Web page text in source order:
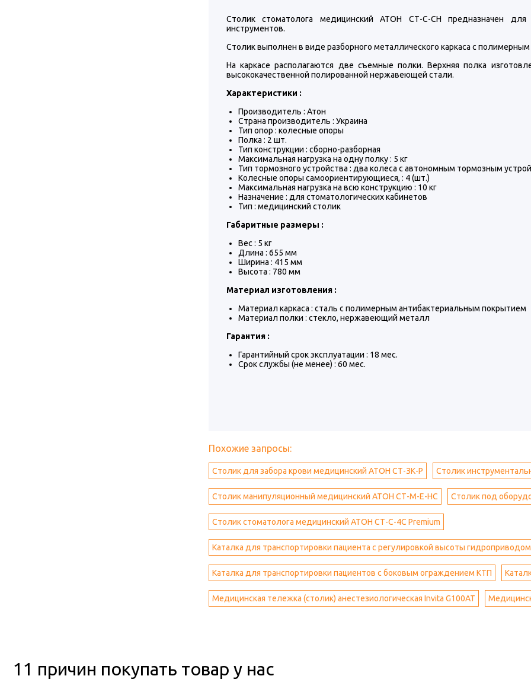
Столик стоматолога медицинский АТОН СТ-С-СН предназначен
инструментов.
Столик выполнен в виде разборного металлического каркаса с
На каркасе располагаются две съемные полки. Верхняя полка
высококачественной полированной нержавеющей стали.
Характеристики :
Производитель : Атон
Страна производитель : Украина
Тип опор : колесные опоры
Полка : 2 шт.
Тип конструкции : сборно-разборная
Максимальная нагрузка на одну полку : 5 кг
Тип тормозного устройства : два колеса с автономным тормозным
Колесные опоры самоориентирующиеся, : 4 (шт.)
Максимальная нагрузка на всю конструкцию : 10 кг
Назначение : для стоматологических кабинетов
Тип : медицинский столик
Габаритные размеры :
Вес : 5 кг
Длина : 655 мм
Ширина : 415 мм
Высота : 780 мм
Материал изготовления :
Материал каркаса : сталь с полимерным антибактериальным покрытием
Материал полки : стекло, нержавеющий металл
Гарантия :
Гарантийный срок эксплуатации : 18 мес.
Срок службы (не менее) : 60 мес.
Похожие запросы:
Столик для забора крови медицинский АТОН СТ-ЗК-Р Столик
Столик манипуляционный медицинский АТОН СТ-М-Е-НС Столик под
Столик стоматолога медицинский АТОН СТ-С-4С Premium
Каталка для транспортировки пациента с регулировкой высоты
Каталка для транспортировки пациентов с боковым ограждением КТП
Медицинская тележка (столик) анестезиологическая Invita G100AT
11 причин покупать товар у нас